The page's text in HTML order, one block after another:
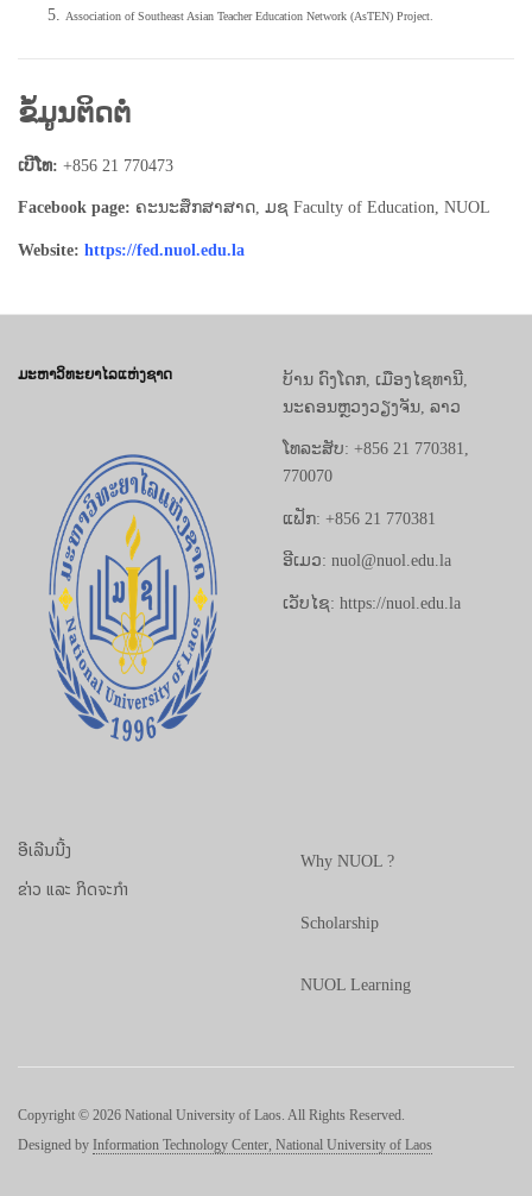
Association of Southeast Asian Teacher Education Network (AsTEN) Project
ຂໍ້ມູນຕິດຕໍ່
ເບີໂທ: +856 21 770473
Facebook page: ຄະນະສຶກສາສາດ, ມຊ Faculty of Education, NUOL
Website: https://fed.nuol.edu.la
ມະຫາວິທະຍາໄລແຫ່ງຊາດ
ບ້ານ ດົງໂດກ, ເມືອງໄຊທານີ,
ນະຄອນຫຼວງວຽງຈັນ, ລາວ
ໂທລະສັບ: +856 21 770381,
770070
ແຟັກ: +856 21 770381
ອີເມວ: nuol@nuol.edu.la
ເວັບໄຊ: https://nuol.edu.la
ອີເລີນນີ້ງ
ຂ່າວ ແລະ ກິດຈະກຳ
Why NUOL ?
Scholarship
NUOL Learning
Copyright © 2026 National University of Laos. All Rights Reserved.
Designed by Information Technology Center, National University of Laos